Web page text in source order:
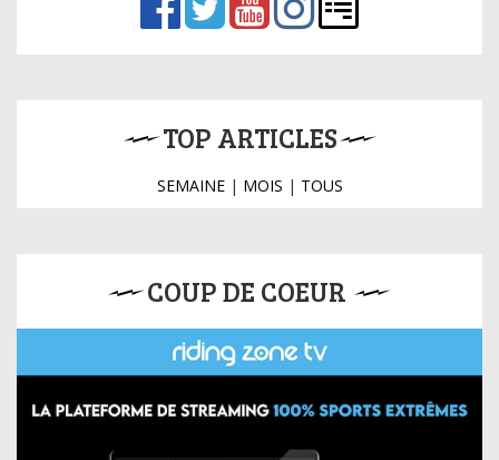
TOP ARTICLES
SEMAINE| MOIS | TOUS
COUP DE COEUR